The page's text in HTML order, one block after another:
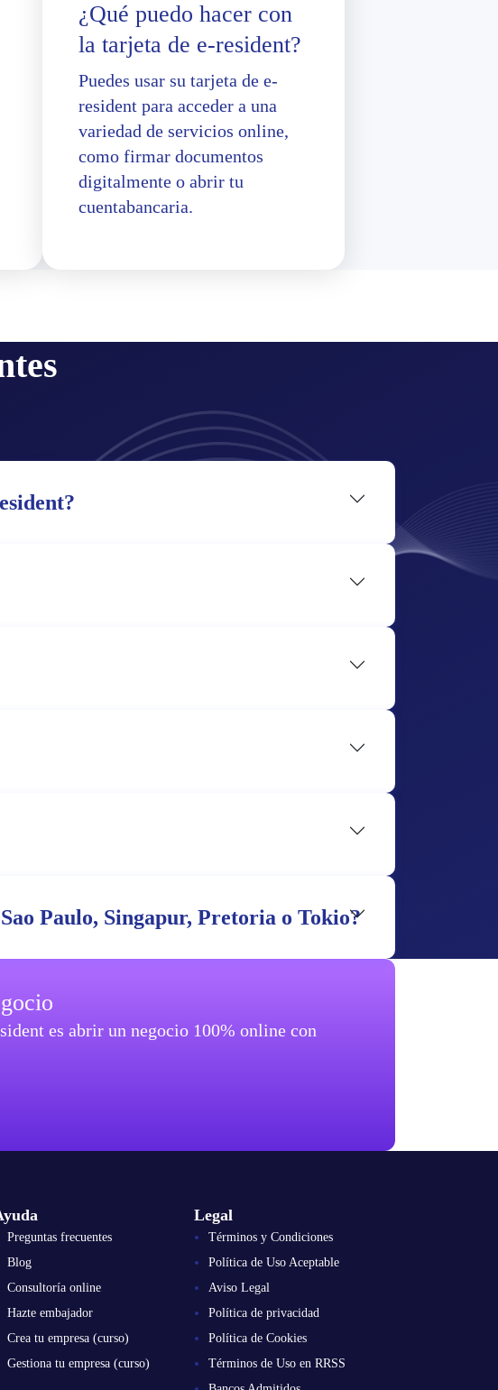
¿Qué puedo hacer con
la tarjeta de e-resident?
Puedes usar su tarjeta de e-
resident para acceder a una
variedad de servicios online,
como firmar documentos
digitalmente o abrir tu
cuentabancaria.
Paulo, Singapur, Pretoria o Tokio?
es abrir un negocio 100% online con
Preguntas frecuentes
Blog
Consultoría online
Hazte embajador
Crea tu empresa (curso)
Gestiona tu empresa (curso)
Legal
Términos y Condiciones
Política de Uso Aceptable
Aviso Legal
Política de privacidad
Política de Cookies
Términos de Uso en RRSS